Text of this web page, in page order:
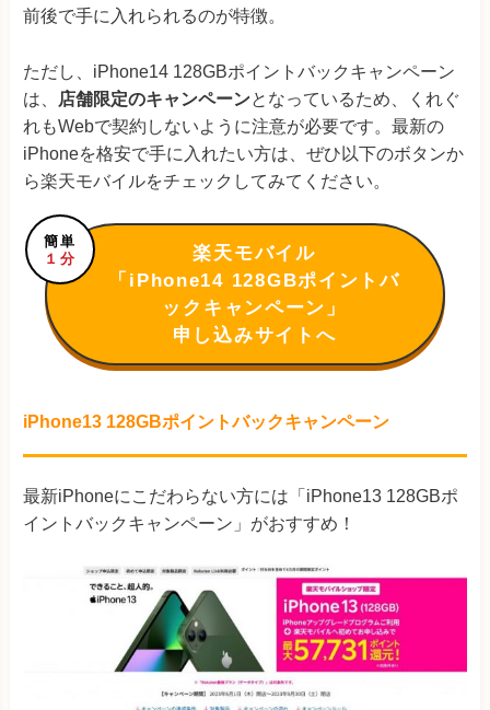
前後で手に入れられるのが特徴。
ただし、iPhone14 128GBポイントバックキャンペーン
は、
店舗限定のキャンペーンとなっているため、くれぐ
れもWebで契約しないように注意が必要です。最新の
iPhoneを格安で手に入れたい方は、ぜひ以下のボタンか
ら楽天モバイルをチェックしてみてください。
簡単
１分
楽天モバイル
「iPhone14 128GBポイントバ
ックキャンペーン」
申し込みサイトへ
iPhone13 128GBポイントバックキャンペーン
最新iPhoneにこだわらない方には「iPhone13 128GBポ
イントバックキャンペーン」がおすすめ！